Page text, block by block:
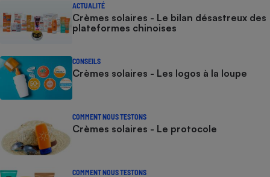
ACTUALITÉ
Crèmes solaires - Le bilan désastreux des
plateformes chinoises
CONSEILS
Crèmes solaires - Les logos à la loupe
COMMENT NOUS TESTONS
Crèmes solaires - Le protocole
COMMENT NOUS TESTONS